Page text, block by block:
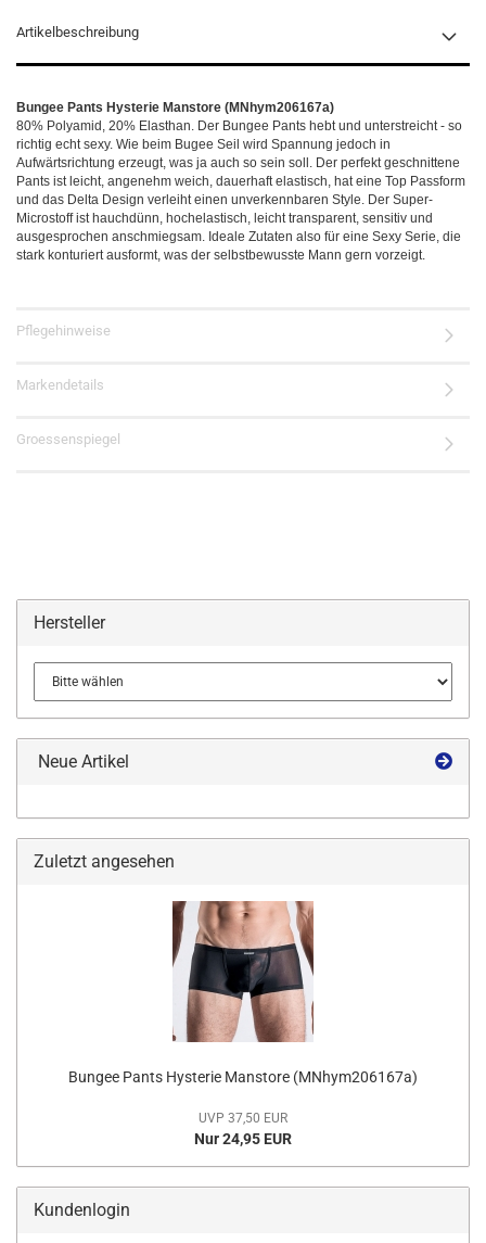
Artikelbeschreibung
Bungee Pants Hysterie Manstore (MNhym206167a)
80% Polyamid, 20% Elasthan. Der Bungee Pants hebt und unterstreicht - so
richtig echt sexy. Wie beim Bugee Seil wird Spannung jedoch in
Aufwärtsrichtung erzeugt, was ja auch so sein soll. Der perfekt geschnittene
Pants ist leicht, angenehm weich, dauerhaft elastisch, hat eine Top Passform
und das Delta Design verleiht einen unverkennbaren Style. Der Super-
Microstoff ist hauchdünn, hochelastisch, leicht transparent, sensitiv und
ausgesprochen anschmiegsam. Ideale Zutaten also für eine Sexy Serie, die
stark konturiert ausformt, was der selbstbewusste Mann gern vorzeigt.
Pflegehinweise
Markendetails
Groessenspiegel
Hersteller
Neue Artikel
Zuletzt angesehen
Bungee Pants Hysterie Manstore (MNhym206167a)
UVP 37,50 EUR
Nur 24,95 EUR
Kundenlogin